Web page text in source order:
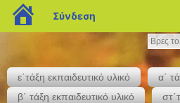
Βρες
το
»
ε΄τάξη εκπαιδευτικό υλικό
α΄
β΄ τάξη εκπαιδευτικό υλικό
blogs.sch.gr
Σύνδεση